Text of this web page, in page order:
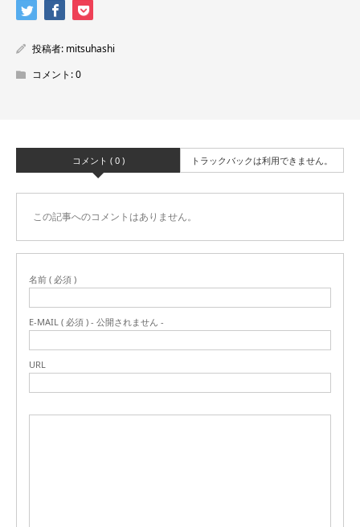
投稿者: mitsuhashi
コメント:0
コメント ( 0 ) トラックバックは利用できません。
この記事へのコメントはありません。
名前 ( 必須 )
E-MAIL ( 必須 ) - 公開されません -
URL